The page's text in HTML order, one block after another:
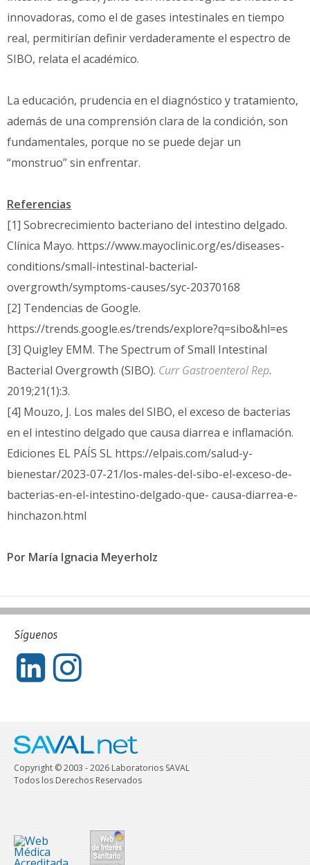
innovadoras, como el de gases intestinales en tiempo
real, permitirían definir verdaderamente el espectro de
SIBO, relata el académico.
La educación, prudencia en el diagnóstico y tratamiento,
además de una comprensión clara de la condición, son
fundamentales, porque no se puede dejar un
“monstruo” sin enfrentar.
Referencias
[1] Sobrecrecimiento bacteriano del intestino delgado.
Clínica Mayo. https://www.mayoclinic.org/es/diseases-
conditions/small-intestinal-bacterial-
overgrowth/symptoms-causes/syc-20370168
[2] Tendencias de Google.
https://trends.google.es/trends/explore?q=sibo&hl=es
[3] Quigley EMM. The Spectrum of Small Intestinal
Bacterial Overgrowth (SIBO). Curr Gastroenterol Rep.
2019;21(1):3.
[4] Mouzo, J. Los males del SIBO, el exceso de bacterias
en el intestino delgado que causa diarrea e inflamación.
Ediciones EL PAÍS SL https://elpais.com/salud-y-
bienestar/2023-07-21/los-males-del-sibo-el-exceso-de-
bacterias-en-el-intestino-delgado-que- causa-diarrea-e-
hinchazon.html
Por María Ignacia Meyerholz
Síguenos
Copyright © 2003 - 2026 Laboratorios SAVAL
Todos los Derechos Reservados